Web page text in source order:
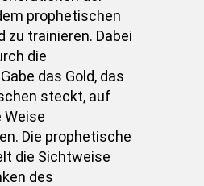
prophetischen
zu trainieren. Dabei
die
das Gold, das
steckt, auf
Weise
Die prophetische
die Sichtweise
des